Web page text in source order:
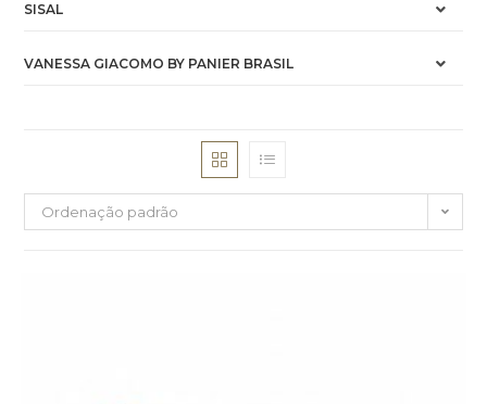
SISAL
VANESSA GIACOMO BY PANIER BRASIL
Ordenação padrão